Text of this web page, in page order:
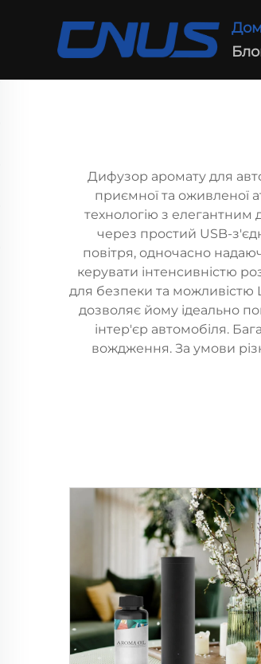
Дифузор аромату для
приємної та оживленої
технологію з
через простий USB-
повітря, одночасно
керувати інтенсивністю
для безпеки та можливістю
дозволяє йому ідеально
інтер'єр автомобіля.
вождження. За умови